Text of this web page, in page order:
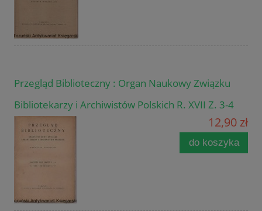
Przegląd Biblioteczny : Organ Naukowy Związku
Bibliotekarzy i Archiwistów Polskich R. XVII Z. 3-4
12,90 zł
do koszyka